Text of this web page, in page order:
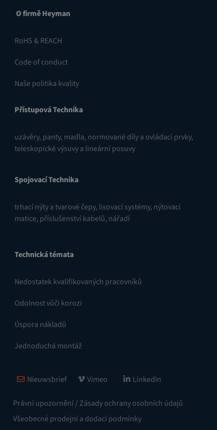
O firmě Heyman
RoHS & REACH
Code of conduct
Naše politika kvality
Přístupová Technika
uzávěry, panty, madla, normované díly a ovládací prvky,
teleskopické výsuvy a lineární posuvy
Spojovací Technika
trhací nýty a tvarové čepy, lisovací systémy, nýtovací
matice, příslušenství kabelů, nářadí
Technická témata
Nedostatek kvalifikovaných pracovníků
Odolnost vůči korozi
Úspora nákladů
Jednoduchá montáž
Právní upozornění / Zásady ochrany osobních údajů
Všeobecné prodejní a dodací podmínky
Nieuwsbrief Vimeo LinkedIn